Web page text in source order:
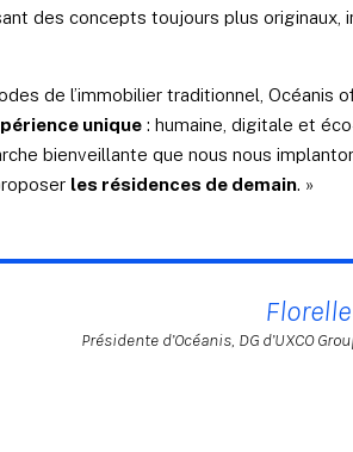
des concepts toujours plus originaux,
de l’immobilier traditionnel, Océanis
unique : humaine, digitale et
bienveillante que nous nous
les résidences de demain. »
Présidente d’Océanis, DG d’UXCO